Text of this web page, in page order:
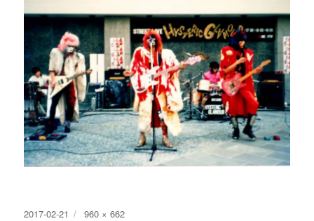
投
2017-02-21
フ
960 × 662